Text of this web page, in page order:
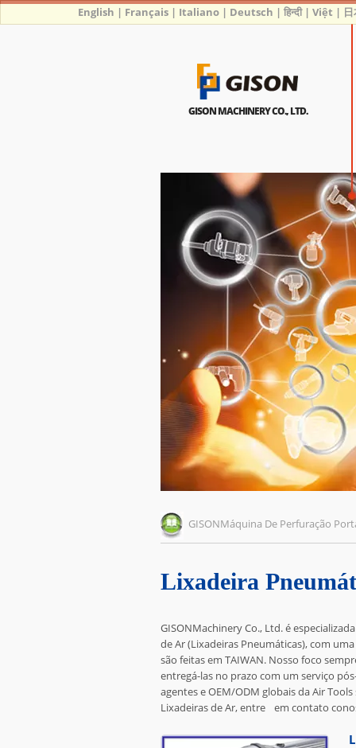
GISON MACHINERY CO., LTD.
GISONMáquina De Perfuração
Lixadeira
GISONMachinery Co., Ltd. é
de Ar (Lixadeiras Pneumáticas), com
são feitas em TAIWAN. Nosso foco
entregá-las no prazo com um serviço
agentes e OEM/ODM globais da Air
Lixadeiras de Ar, entre
em contato
English | Français | Italiano | Deutsch |हिन्दी|Việt |